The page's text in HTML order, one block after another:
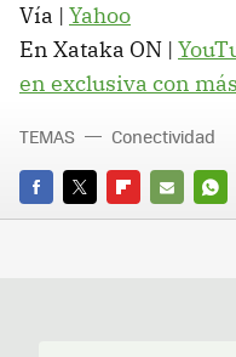
Vía | Yahoo
En Xataka ON |
en exclusiva con
FACEBOOK
TWITTERFLIPBOARD
E-
TEMAS Conectividad